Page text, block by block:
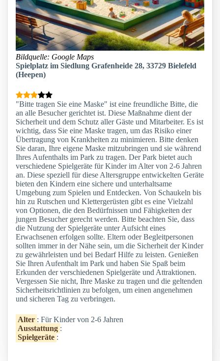
Bildquelle: Google Maps
Spielplatz im Siedlung Grafenheide 28, 33729 Bielefeld
(Heepen)
"Bitte tragen Sie eine Maske" ist eine freundliche Bitte, die
an alle Besucher gerichtet ist. Diese Maßnahme dient der
Sicherheit und dem Schutz aller Gäste und Mitarbeiter. Es ist
wichtig, dass Sie eine Maske tragen, um das Risiko einer
Übertragung von Krankheiten zu minimieren. Bitte denken
Sie daran, Ihre eigene Maske mitzubringen und sie während
Ihres Aufenthalts im Park zu tragen. Der Park bietet auch
verschiedene Spielgeräte für Kinder im Alter von 2-6 Jahren
an. Diese speziell für diese Altersgruppe entwickelten Geräte
bieten den Kindern eine sichere und unterhaltsame
Umgebung zum Spielen und Entdecken. Von Schaukeln bis
hin zu Rutschen und Klettergerüsten gibt es eine Vielzahl
von Optionen, die den Bedürfnissen und Fähigkeiten der
jungen Besucher gerecht werden. Bitte beachten Sie, dass
die Nutzung der Spielgeräte unter Aufsicht eines
Erwachsenen erfolgen sollte. Eltern oder Begleitpersonen
sollten immer in der Nähe sein, um die Sicherheit der Kinder
zu gewährleisten und bei Bedarf Hilfe zu leisten. Genießen
Sie Ihren Aufenthalt im Park und haben Sie Spaß beim
Erkunden der verschiedenen Spielgeräte und Attraktionen.
Vergessen Sie nicht, Ihre Maske zu tragen und die geltenden
Sicherheitsrichtlinien zu befolgen, um einen angenehmen
und sicheren Tag zu verbringen.
Alter : Für Kinder von 2-6 Jahren
Ausstattung :
Spielgeräte :